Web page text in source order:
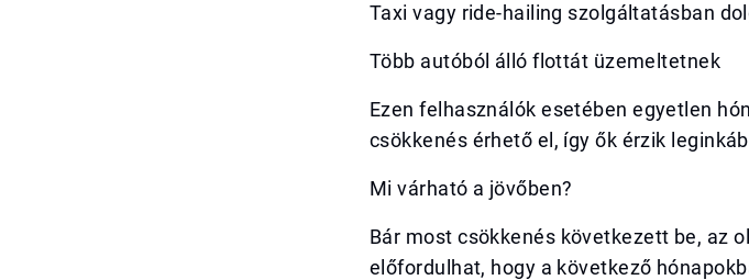
Taxi vagy ride-hailing szolgáltatásban
Több autóból álló flottát üzemeltetnek
Ezen felhasználók esetében egyetlen
csökkenés érhető el, így ők érzik
Mi várható a jövőben?
Bár most csökkenés következett be, az
előfordulhat, hogy a következő